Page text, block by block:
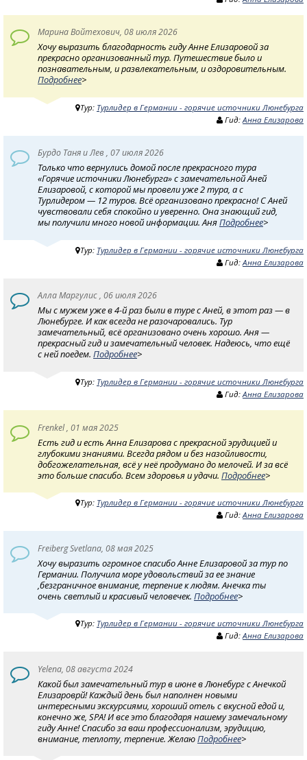
Марина Войтехович, 08 июля 2026
Хочу выразить благодарность гиду Анне Елизаровой за
прекрасно организованный тур. Путешествие было и
познавательным, и развлекательным, и оздоровительным.
Подробнее>
Тур: Турлидер в Германии - горячие источники Люнебурга
Гид: Анна Елизарова
Бурдо Таня и Лев , 07 июля 2026
Только что вернулись домой после прекрасного тура
«Горячие источники Люнебурга» с замечательной Аней
Елизаровой, с которой мы провели уже 2 тура, а с
Турлидером — 12 туров. Всё организовано прекрасно! С Аней
чувствовали себя спокойно и уверенно. Она знающий гид,
мы получили много новой информации. АняПодробнее>
Тур: Турлидер в Германии - горячие источники Люнебурга
Гид: Анна Елизарова
Алла Маргулис , 06 июля 2026
Мы с мужем уже в 4-й раз были в туре с Аней, в этот раз — в
Люнебурге. И как всегда не разочаровались. Тур
замечательный, всё организовано очень хорошо. Аня —
прекрасный гид и замечательный человек. Надеюсь, что ещё
с ней поедем. Подробнее>
Тур: Турлидер в Германии - горячие источники Люнебурга
Гид:Анна Елизарова
Frenkel , 01 мая 2025
Есть гид и есть Анна Елизарова с прекрасной эрудицией и
глубокими знаниями. Всегда рядом и без назойливости,
добгожелательная, всё у неё продумано до мелочей. И за всё
это больше спасибо. Всем здоровья и удачи. Подробнее>
Тур: Турлидер в Германии - горячие источники Люнебурга
Гид:Анна Елизарова
Freiberg Svetlana, 08 мая 2025
Хочу выразить огромное спасибо Анне Елизаровой за тур по
Германии. Получила море удовольствий за ее знание
,безграничное внимание, терпение к людям. Анечка ты
очень светлый и красивый человечек. Подробнее>
Тур: Турлидер в Германии - горячие источники Люнебурга
Гид:Анна Елизарова
Yelena, 08 августа 2024
Какой был замечательный тур в июне в Люнебург с Анечкой
Елизароврй! Каждый день был наполнен новыми
интересными экскурсиями, хороший отель с вкусной едой и,
конечно жe, SРА! И все это благодаря нашему замечальному
гиду Анне! Спасибо за ваш профессионализм, эрудицию,
внимание, теплоту, терпение. ЖелаюПодробнее>